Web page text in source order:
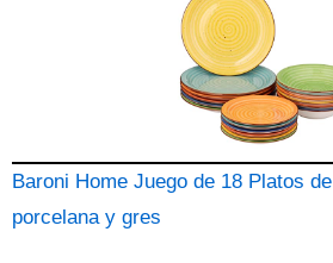
Baroni Home Juego de 18 Platos de
porcelana y gres